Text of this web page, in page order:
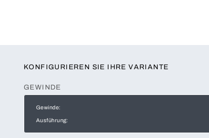
KONFIGURIEREN SIE IHRE VARIANTE
GEWINDE
Gewinde:
Ausführung: